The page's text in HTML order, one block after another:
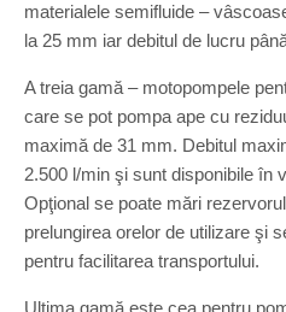
materialele semifluide –
la 25 mm iar debitul de lucru
A treia gamă – motopompele
care se pot pompa ape cu
maximă de 31 mm. Debitul
2.500 l/min şi sunt disponibile în
Opţional se poate mări
prelungirea orelor de utilizare şi
pentru facilitarea transportului.
Ultima gamă este cea pentru